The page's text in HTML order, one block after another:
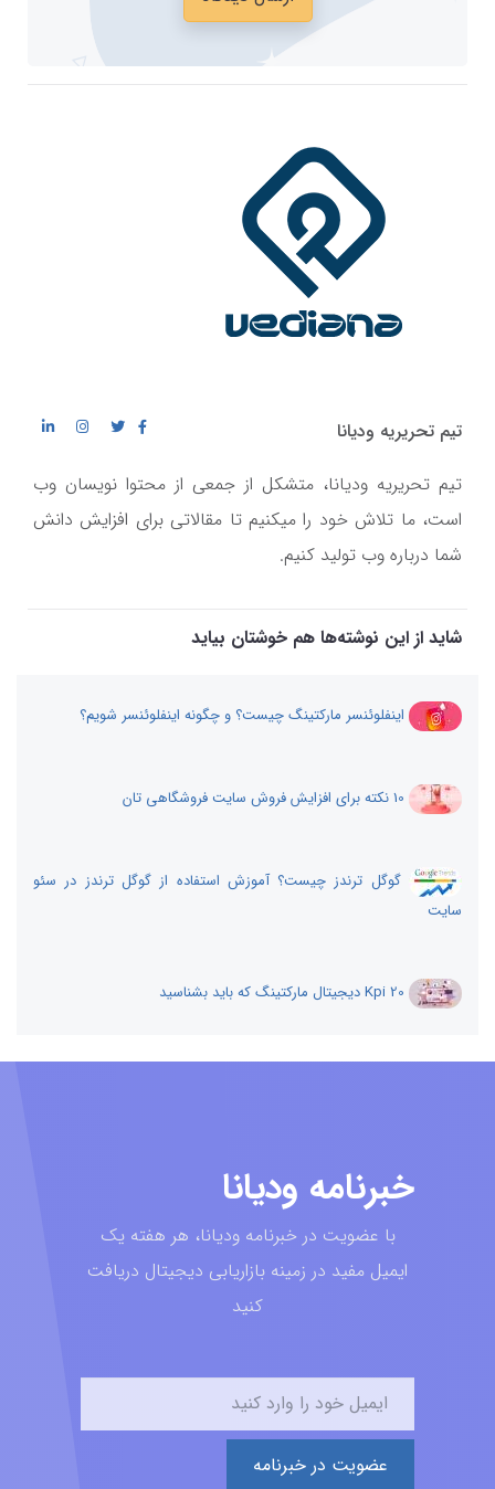
تیم تحریریه ودیانا
تیم تحریریه ودیانا، متشکل از جمعی از محتوا نویسان وب
است، ما تلاش خود را میکنیم تا مقالاتی برای افزایش دانش
شما درباره وب تولید کنیم.
شاید از این نوشته‌ها هم خوشتان بیاید
اینفلوئنسر مارکتینگ چیست؟ و چگونه اینفلوئنسر شویم؟
گوگل ترندز چیست؟ آموزش استفاده از گوگل ترندز در سئو
سایت
خبرنامه ودیانا
با عضویت در خبرنامه ودیانا، هر هفته یک
ایمیل مفید در زمینه بازاریابی دیجیتال دریافت
کنید
عضویت در خبرنامه